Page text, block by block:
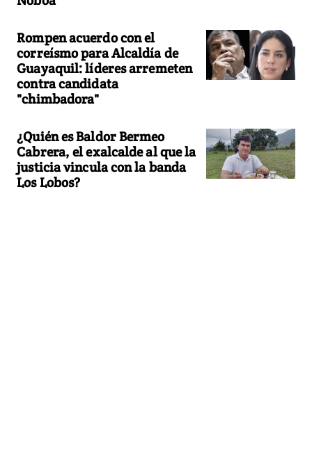
Rompen acuerdo con el
correísmo para Alcaldía de
Guayaquil: líderes arremeten
contra candidata
"chimbadora"
¿Quién es Baldor Bermeo
Cabrera, el exalcalde al que la
justicia vincula con la banda
Los Lobos?